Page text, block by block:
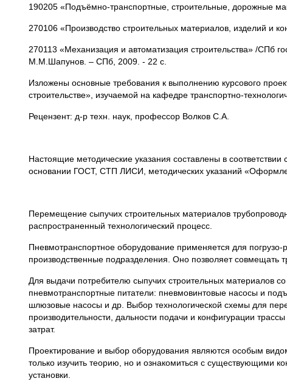
190205 «Подъёмно-транспортные, строительные, дорожные
270106 «Производство строительных материалов, изделий и
270113 «Механизация и автоматизация строительства» /СПб
М.М.Шапунов. – СПб, 2009. - 22 с.
Изложены основные требования к выполнению курсового
строительстве», изучаемой на кафедре транспортно-
Рецензент: д-р техн. наук, профессор Волков С.А.
Настоящие методические указания составлены в
основании ГОСТ, СТП ЛИСИ, методических указаний
Перемещение сыпучих строительных материалов
распространенный технологический процесс.
Пневмотранспортное оборудование применяется для
производственные подразделения. Оно позволяет совмещать
Для выдачи потребителю сыпучих строительных материалов
пневмотранспортные питатели: пневмовинтовые насосы и
шлюзовые насосы и др. Выбор технологической схемы для
производительности, дальности подачи и конфигурации
затрат.
Проектирование и выбор оборудования являются особым
только изучить теорию, но и ознакомиться с существующими
установки.